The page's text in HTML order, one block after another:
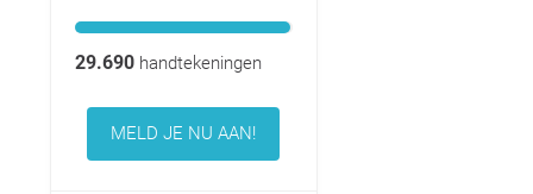
29.690handtekeningen
MELD JE NU AAN!